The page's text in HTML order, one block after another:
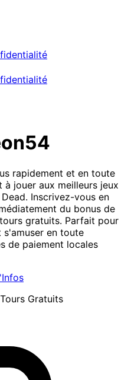
rapidement et en toute
jouer aux meilleurs jeux
Inscrivez-vous en
du bonus de
gratuits. Parfait pour
s'amuser en toute
de paiement locales
Gratuits